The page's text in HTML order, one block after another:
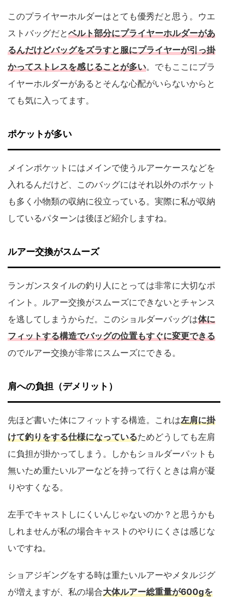
このプライヤーホルダーはとても優秀だと思う。ウエ
ストバッグだとベルト部分にプライヤーホルダーがあ
るんだけどバッグをズラすと服にプライヤーが引っ掛
かってストレスを感じることが多い。でもここにプラ
イヤーホルダーがあるとそんな心配がいらないからと
ても気に入ってます。
ポケットが多い
メインポケットにはメインで使うルアーケースなどを
入れるんだけど、このバッグにはそれ以外のポケット
も多く小物類の収納に役立っている。実際に私が収納
しているパターンは後ほど紹介しますね。
ルアー交換がスムーズ
ランガンスタイルの釣り人にとっては非常に大切なポ
イント。ルアー交換がスムーズにできないとチャンス
を逃してしまうからだ。このショルダーバッグは体に
フィットする構造でバッグの位置もすぐに変更できる
のでルアー交換が非常にスムーズにできる。
肩への負担（デメリット）
先ほど書いた体にフィットする構造。これは左肩に掛
けて釣りをする仕様になっているためどうしても左肩
に負担が掛かってしまう。しかもショルダーパットも
無いため重たいルアーなどを持って行くときは肩が凝
りやすくなる。
左手でキャストしにくいんじゃないのか？と思うかも
しれませんが私の場合キャストのやりにくさは感じな
いですね。
ショアジギングをする時は重たいルアーやメタルジグ
が増えますが、私の場合大体ルアー総重量が600gを